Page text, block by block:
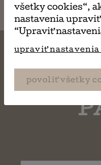
MÔŽE
všetky cookies“,
nastavenia
“Upraviť
upraviť nastavenia
povoliť všetky